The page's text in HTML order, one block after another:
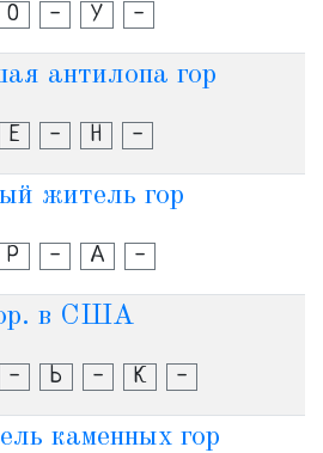
О - У -
антилопа гор
Е - Н -
житель гор
Р - А -
в США
- Ь - К -
каменных гор